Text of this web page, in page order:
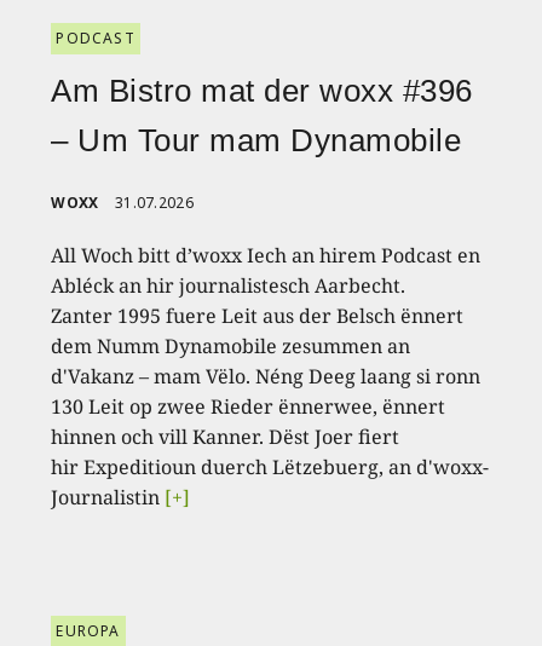
PODCAST
Am Bistro mat der woxx #396
– Um Tour mam Dynamobile
WOXX 31.07.2026
All Woch bitt d’woxx Iech an hirem Podcast en
Abléck an hir journalistesch Aarbecht.
Zanter 1995 fuere Leit aus der Belsch ënnert
dem Numm Dynamobile zesummen an
d'Vakanz – mam Vëlo. Néng Deeg laang si ronn
130 Leit op zwee Rieder ënnerwee, ënnert
hinnen och vill Kanner. Dëst Joer fiert
hir Expeditioun duerch Lëtzebuerg, an d'woxx-
Journalistin [+]
EUROPA